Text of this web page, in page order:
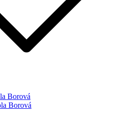
Borová
Borová